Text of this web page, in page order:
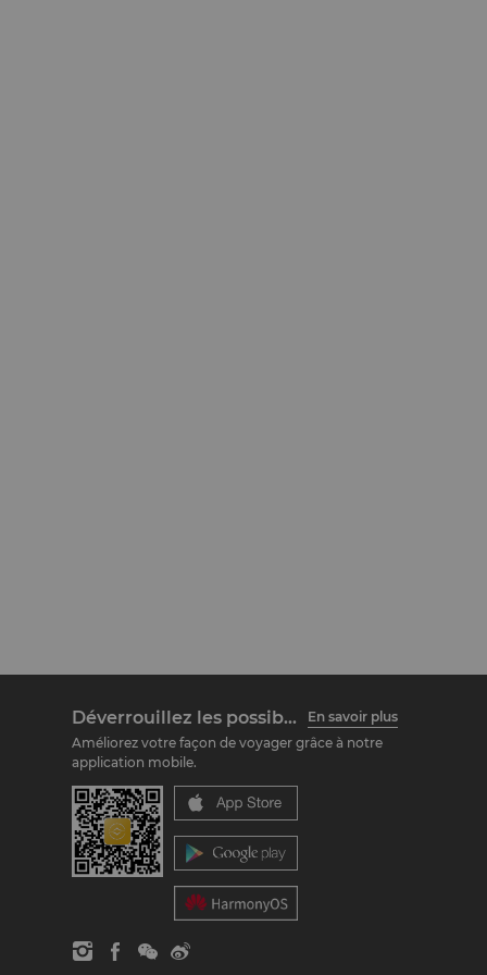
Déverrouillez les possibilités
En savoir plus
Améliorez votre façon de voyager grâce à notre
application mobile.